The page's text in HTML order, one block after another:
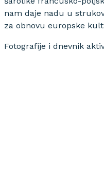
nam daje nadu u
za obnovu europske
Fotografije i dnevnik